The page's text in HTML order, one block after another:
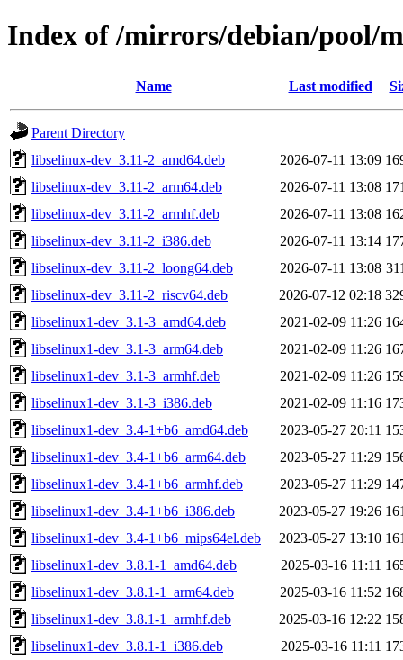
Index of /mirrors/debian/pool/
Name Last modified
Parent Directory
libselinux-dev_3.11-2_amd64.deb
2026-07-11 13:09
libselinux-dev_3.11-2_arm64.deb
2026-07-11 13:08
libselinux-dev_3.11-2_armhf.deb
2026-07-11 13:08
libselinux-dev_3.11-2_i386.deb
2026-07-11 13:14
libselinux-dev_3.11-2_loong64.deb
2026-07-11 13:08
libselinux-dev_3.11-2_riscv64.deb
2026-07-12 02:18
libselinux1-dev_3.1-3_amd64.deb
2021-02-09 11:26
libselinux1-dev_3.1-3_arm64.deb
2021-02-09 11:26
libselinux1-dev_3.1-3_armhf.deb
2021-02-09 11:26
libselinux1-dev_3.1-3_i386.deb
2021-02-09 11:16
libselinux1-dev_3.4-1+b6_amd64.deb
2023-05-27 20:11
libselinux1-dev_3.4-1+b6_arm64.deb
2023-05-27 11:29
libselinux1-dev_3.4-1+b6_armhf.deb
2023-05-27 11:29
libselinux1-dev_3.4-1+b6_i386.deb
2023-05-27 19:26
libselinux1-dev_3.4-1+b6_mips64el.deb
2023-05-27 13:10
libselinux1-dev_3.8.1-1_amd64.deb
2025-03-16 11:11
libselinux1-dev_3.8.1-1_arm64.deb
2025-03-16 11:52
libselinux1-dev_3.8.1-1_armhf.deb
2025-03-16 12:22
libselinux1-dev_3.8.1-1_i386.deb
2025-03-16 11:11